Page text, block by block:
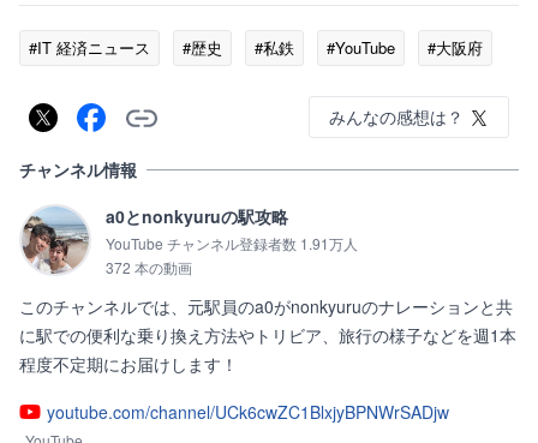
#IT 経済ニュース #歴史 #私鉄 #YouTube #大阪府
みんなの感想は？
チャンネル情報
a0とnonkyuruの駅攻略
YouTube チャンネル登録者数 1.91万人
372 本の動画
このチャンネルでは、元駅員のa0がnonkyuruのナレーションと共
に駅での便利な乗り換え方法やトリビア、旅行の様子などを週1本
程度不定期にお届けします！
youtube.com/channel/UCk6cwZC1BlxjyBPNWrSADjw